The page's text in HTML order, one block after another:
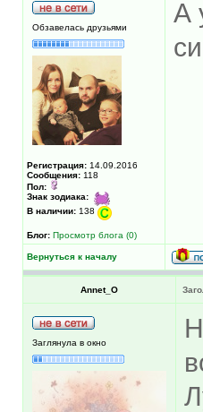
Обзавелась друзьями
Регистрация: 14.09.2016
Сообщения: 118
Пол:
Знак зодиака:
В наличии: 138
Блог: Просмотр блога (0)
А
Вернуться к началу
Annet_O
Заглянула в окно